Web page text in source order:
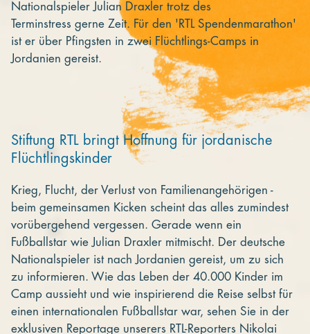
Nationalspieler Julian Draxler trotz des
Terminstress gerne Zeit. Für den 'RTL Spendenmarathon'
ist er über Pfingsten in zwei Flüchtlings-Camps in
Jordanien gereist.
Stiftung RTL bringt Hoffnung für jordanische
Flüchtlingskinder
Krieg, Flucht, der Verlust von Familienangehörigen -
beim gemeinsamen Kicken scheint das alles zumindest
vorübergehend vergessen. Gerade wenn ein
Fußballstar wie Julian Draxler mitmischt. Der deutsche
Nationalspieler ist nach Jordanien gereist, um zu sich
zu informieren. Wie das Leben der 40.000 Kinder im
Camp aussieht und wie inspirierend die Reise selbst für
einen internationalen Fußballstar war, sehen Sie in der
exklusiven Reportage unserers RTL-Reporters Nikolai